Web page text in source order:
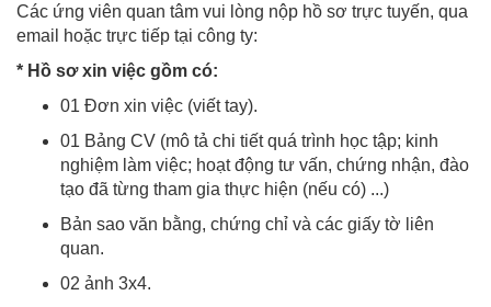
Các ứng viên quan tâm vui lòng nộp hồ sơ trực tuyến, qua
email hoặc trực tiếp tại công ty:
* Hồ sơ xin việc gồm có:
01 Đơn xin việc (viết tay).
01 Bảng CV (mô tả chi tiết quá trình học tập; kinh
nghiệm làm việc; hoạt động tư vấn, chứng nhận, đào
tạo đã từng tham gia thực hiện (nếu có) ...)
Bản sao văn bằng, chứng chỉ và các giấy tờ liên
quan.
02 ảnh 3x4.